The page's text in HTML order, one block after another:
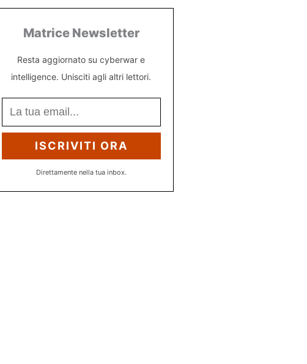
Matrice Newsletter
Resta aggiornato su cyberwar e
intelligence. Unisciti agli altri lettori.
ISCRIVITI ORA
Direttamente nella tua inbox.